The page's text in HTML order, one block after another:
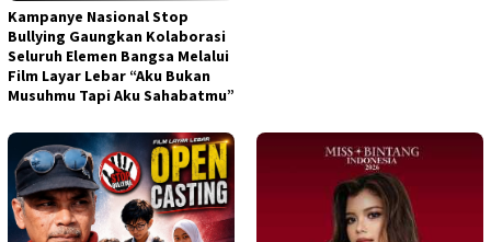
Kampanye Nasional Stop
Bullying Gaungkan Kolaborasi
Seluruh Elemen Bangsa Melalui
Film Layar Lebar “Aku Bukan
Musuhmu Tapi Aku Sahabatmu”